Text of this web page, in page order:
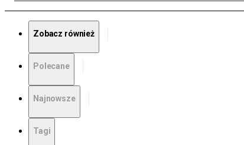
Zobacz również
Polecane
Najnowsze
Tagi